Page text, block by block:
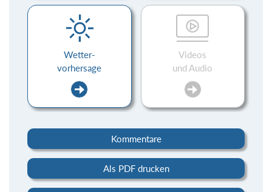
Wetter-
vorhersage
Videos
und Audio
Kommentare
Als PDF drucken